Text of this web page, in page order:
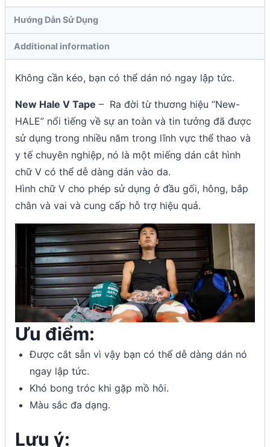
Hướng Dẫn Sử Dụng
Additional information
Không cần kéo, bạn có thể dán nó ngay lập tức.
New Hale V Tape – Ra đời từ thương hiệu “New-
HALE” nổi tiếng về sự an toàn và tin tưởng đã được
sử dụng trong nhiều năm trong lĩnh vực thể thao và
y tế chuyên nghiệp, nó là một miếng dán cắt hình
chữ V có thể dễ dàng dán vào da.
Hình chữ V cho phép sử dụng ở đầu gối, hông, bắp
chân và vai và cung cấp hỗ trợ hiệu quả.
Ưu điểm:
Được cắt sẵn vì vậy bạn có thể dễ dàng dán nó
ngay lập tức.
Khó bong tróc khi gặp mồ hôi.
Màu sắc đa dạng.
Lưu ý: